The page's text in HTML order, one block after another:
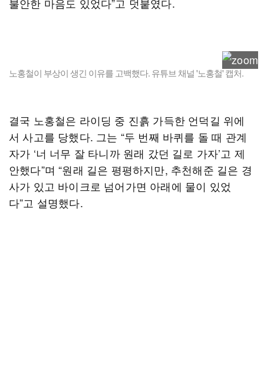
노홍철이 부상이 생긴 이유를 고백했다. 유튜브 채널 '노홍철' 캡처.
결국 노홍철은 라이딩 중 진흙 가득한 언덕길 위에
서 사고를 당했다. 그는 “두 번째 바퀴를 돌 때 관계
자가 ‘너 너무 잘 타니까 원래 갔던 길로 가자’고 제
안했다”며 “원래 길은 평평하지만, 추천해준 길은 경
사가 있고 바이크로 넘어가면 아래에 물이 있었
다”고 설명했다.